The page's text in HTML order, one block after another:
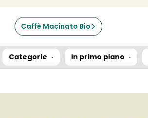
Caffè Macinato Bio
Categorie In primo piano